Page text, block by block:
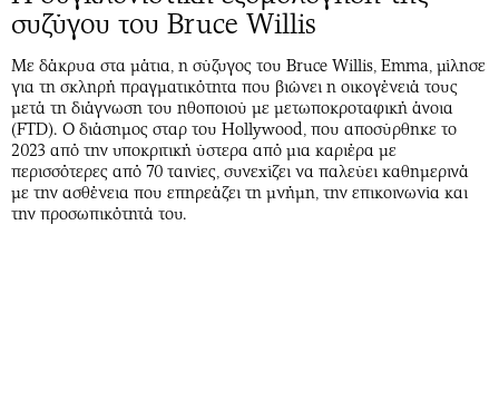
συζύγου του Bruce Willis
Με δάκρυα στα μάτια, η σύζυγος του Bruce Willis, Emma, μίλησε
για τη σκληρή πραγματικότητα που βιώνει η οικογένειά τους
μετά τη διάγνωση του ηθοποιού με μετωποκροταφική άνοια
(FTD). Ο διάσημος σταρ του Hollywood, που αποσύρθηκε το
2023 από την υποκριτική ύστερα από μια καριέρα με
περισσότερες από 70 ταινίες, συνεχίζει να παλεύει καθημερινά
με την ασθένεια που επηρεάζει τη μνήμη, την επικοινωνία και
την προσωπικότητά του.